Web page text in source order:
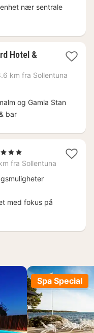
nær sentrale
Hotel &
km fra Sollentuna
og Gamla Stan
bar
1
natt
1441
kr.
, 3 Stjerner
fra Sollentuna
med fokus på
Spa Special